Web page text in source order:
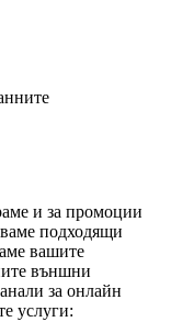
и за промоции
подходящи
вашите
външни
за онлайн
услуги: